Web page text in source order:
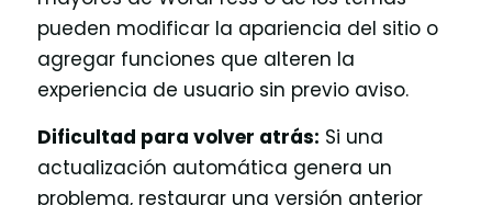
pueden modificar la apariencia del sitio o
agregar funciones que alteren la
experiencia de usuario sin previo aviso.
Dificultad para volver atrás: Si una
actualización automática genera un
problema, restaurar una versión anterior